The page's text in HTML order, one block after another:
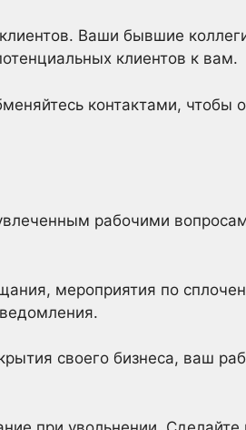
клиентов. Ваши бывшие
клиентов к вам.
контактами, чтобы
рабочими
мероприятия по
своего бизнеса, ваш